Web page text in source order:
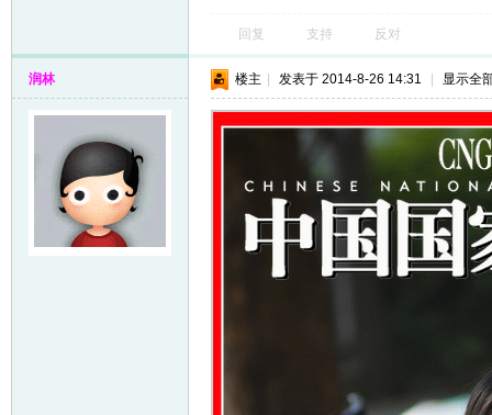
回复 支持 反对
润林 楼主 发表于 2014-8-26 14:31 显示全